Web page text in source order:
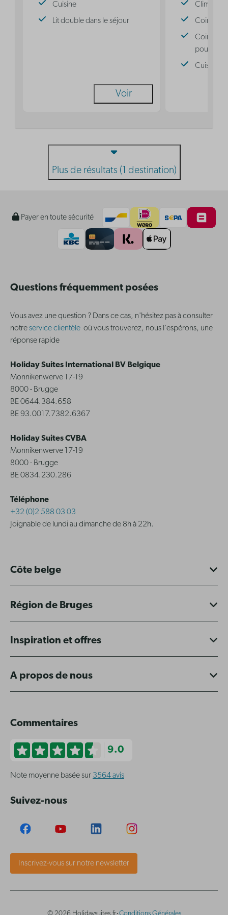
Cuisine
Lit double dans le séjour
Voir
Coin nuit
Coin nuit
pour 3
Cuisine
Plus de résultats (1 destination)
Payer en toute sécurité
Questions fréquemment posées
Vous avez une question ? Dans ce cas, n'hésitez pas à consulter
notreservice clientèle où vous trouverez, nous l'espérons, une
réponse rapide
Holiday Suites International BV Belgique
Monnikenwerve 17-19
8000 - Brugge
BE 0644.384.658
BE 93.0017.7382.6367
Holiday Suites CVBA
Monnikenwerve 17-19
8000 - Brugge
BE 0834.230.286
Téléphone
+32 (0)2 588 03 03
Joignable de lundi au dimanche de 8h à 22h.
Côte belge
Région de Bruges
Inspiration et offres
A propos de nous
Commentaires
9.0
Note moyenne basée sur 3564 avis
Suivez-nous
Inscrivez-vous sur notre newsletter